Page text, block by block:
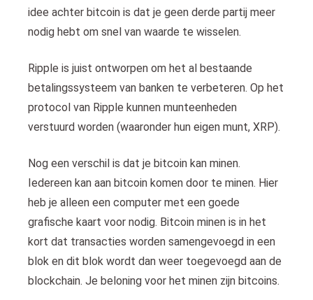
idee achter bitcoin is dat je geen derde partij meer
nodig hebt om snel van waarde te wisselen.
Ripple is juist ontworpen om het al bestaande
betalingssysteem van banken te verbeteren. Op het
protocol van Ripple kunnen munteenheden
verstuurd worden (waaronder hun eigen munt, XRP).
Nog een verschil is dat je bitcoin kan minen.
Iedereen kan aan bitcoin komen door te minen. Hier
heb je alleen een computer met een goede
grafische kaart voor nodig. Bitcoin minen is in het
kort dat transacties worden samengevoegd in een
blok en dit blok wordt dan weer toegevoegd aan de
blockchain. Je beloning voor het minen zijn bitcoins.